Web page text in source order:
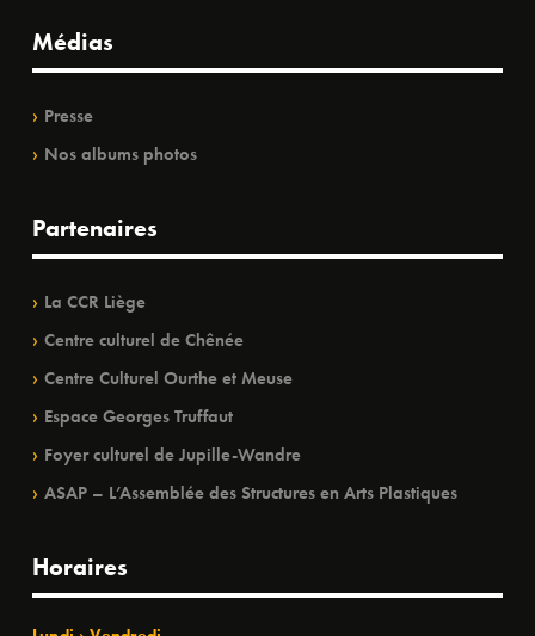
Médias
Presse
Nos albums photos
Partenaires
La CCR Liège
Centre culturel de Chênée
Centre Culturel Ourthe et Meuse
Espace Georges Truffaut
Foyer culturel de Jupille-Wandre
ASAP – L’Assemblée des Structures en Arts Plastiques
Horaires